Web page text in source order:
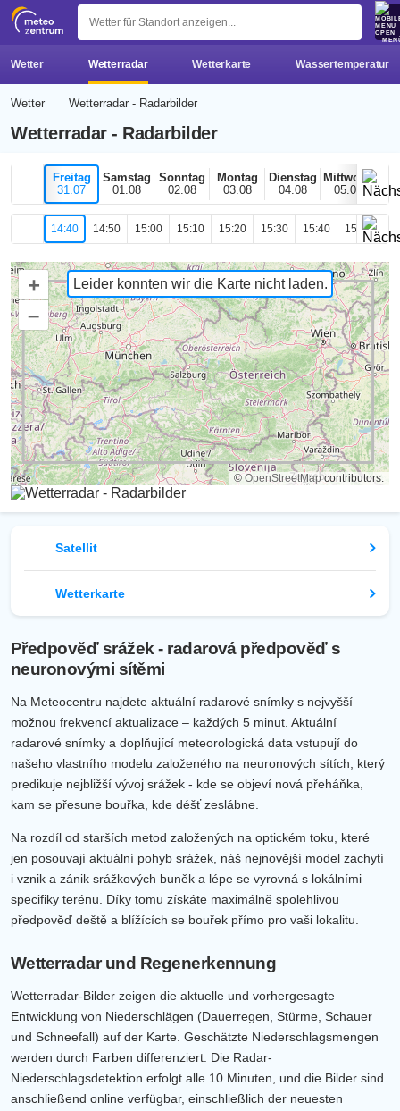
z
Wetter Wetterradar Wetterkarte Wassertemperatur
Wetter Wetterradar - Radarbilder
Wetterradar - Radarbilder
Freitag
31.07
Samstag
01.08
Sonntag
02.08
Montag
03.08
Dienstag
04.08
Mittwoch
05.08
14:40 14:50 15:00 15:10 15:20 15:30 15:40 15:50
Leider konnten wir die Karte nicht laden.
+
–
© OpenStreetMapcontributors.
Satellit
Wetterkarte
Předpověď srážek - radarová předpověď s
neuronovými sítěmi
Na Meteocentru najdete aktuální radarové snímky s nejvyšší
možnou frekvencí aktualizace – každých 5 minut. Aktuální
radarové snímky a doplňující meteorologická data vstupují do
našeho vlastního modelu založeného na neuronových sítích, který
predikuje nejbližší vývoj srážek - kde se objeví nová přeháňka,
kam se přesune bouřka, kde déšť zeslábne.
Na rozdíl od starších metod založených na optickém toku, které
jen posouvají aktuální pohyb srážek, náš nejnovější model zachytí
i vznik a zánik srážkových buněk a lépe se vyrovná s lokálními
specifiky terénu. Díky tomu získáte maximálně spolehlivou
předpověď deště a blížících se bouřek přímo pro vaši lokalitu.
Wetterradar und Regenerkennung
Wetterradar-Bilder zeigen die aktuelle und vorhergesagte
Entwicklung von Niederschlägen (Dauerregen, Stürme, Schauer
und Schneefall) auf der Karte. Geschätzte Niederschlagsmengen
werden durch Farben differenziert. Die Radar-
Niederschlagsdetektion erfolgt alle 10 Minuten, und die Bilder sind
anschließend online verfügbar, einschließlich der neuesten